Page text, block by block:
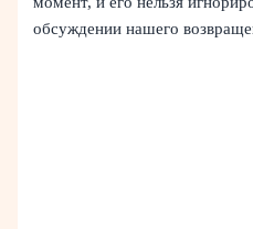
обсуждении нашего